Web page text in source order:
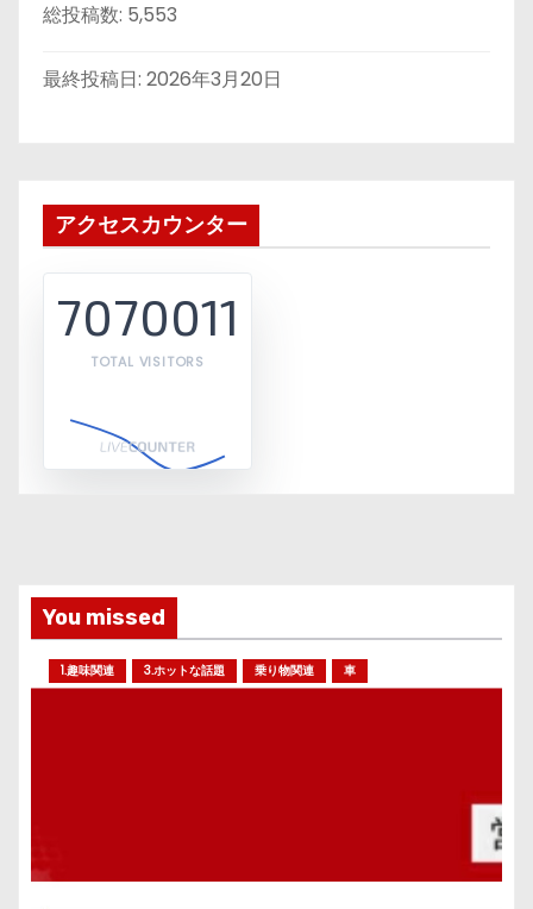
総投稿数: 5,553
最終投稿日: 2026年3月20日
アクセスカウンター
7070011
TOTAL VISITORS
You missed
1.趣味関連 3.ホットな話題 乗り物関連 車